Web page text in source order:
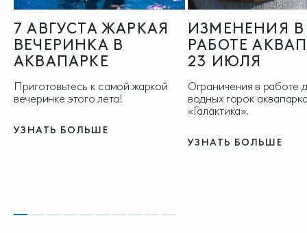
7 АВГУСТА ЖАРКАЯ
ВЕЧЕРИНКА В
АКВАПАРКЕ
Приготовьтесь к самой жаркой
вечеринке этого лета!
УЗНАТЬ БОЛЬШЕ
ИЗМЕНЕНИЯ В
РАБОТЕ
23 ИЮЛЯ
Ограничения в работе
водных горок
«Галактика».
УЗНАТЬ БОЛЬШЕ